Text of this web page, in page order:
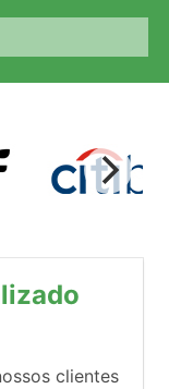
clientes